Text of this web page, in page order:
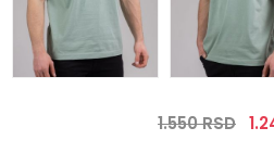
1.550 RSD